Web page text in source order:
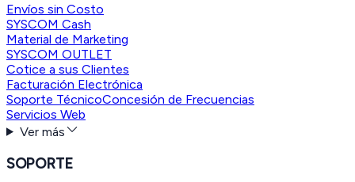
Envíos sin Costo
SYSCOM Cash
Material de Marketing
SYSCOM OUTLET
Cotice a sus Clientes
Facturación Electrónica
Soporte TécnicoConcesión de Frecuencias
Servicios Web
Ver más
SOPORTE